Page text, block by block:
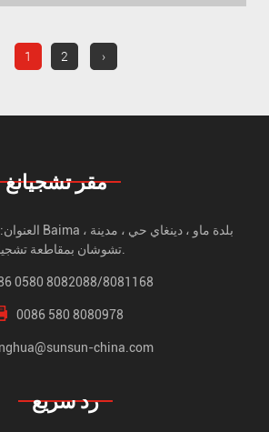
1 2 ›
مقر تشجيانغ
تشوشان بمقاطعة تشجيانغ.
0580 8082088/8081168
0086 580 8080978
china.com
رد سريع